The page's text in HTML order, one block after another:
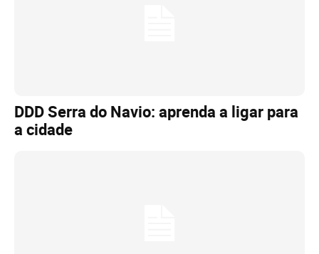
DDD Serra do Navio: aprenda a ligar para
a cidade